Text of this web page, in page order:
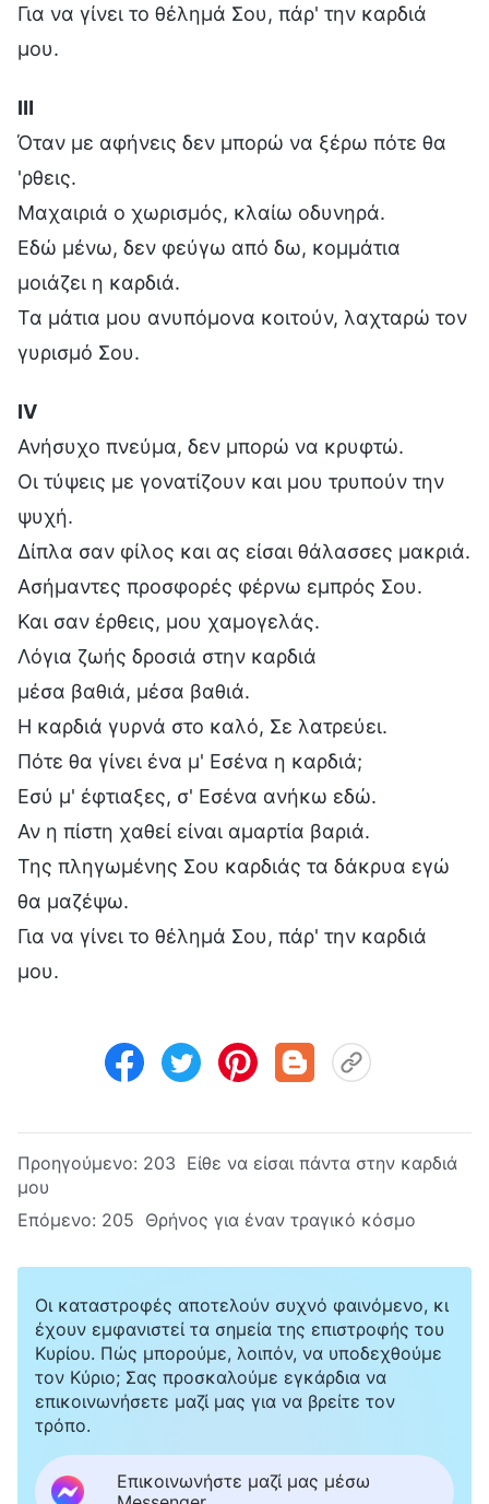
Για να γίνει το θέλημά Σου, πάρ' την καρδιά
μου.
Ⅲ
Όταν με αφήνεις δεν μπορώ να ξέρω πότε θα
'ρθεις.
Μαχαιριά ο χωρισμός, κλαίω οδυνηρά.
Εδώ μένω, δεν φεύγω από δω, κομμάτια
μοιάζει η καρδιά.
Τα μάτια μου ανυπόμονα κοιτούν, λαχταρώ τον
γυρισμό Σου.
Ⅳ
Ανήσυχο πνεύμα, δεν μπορώ να κρυφτώ.
Οι τύψεις με γονατίζουν και μου τρυπούν την
ψυχή.
Δίπλα σαν φίλος και ας είσαι θάλασσες μακριά.
Ασήμαντες προσφορές φέρνω εμπρός Σου.
Και σαν έρθεις, μου χαμογελάς.
Λόγια ζωής δροσιά στην καρδιά
μέσα βαθιά, μέσα βαθιά.
Η καρδιά γυρνά στο καλό, Σε λατρεύει.
Πότε θα γίνει ένα μ' Εσένα η καρδιά;
Εσύ μ' έφτιαξες, σ' Εσένα ανήκω εδώ.
Αν η πίστη χαθεί είναι αμαρτία βαριά.
Της πληγωμένης Σου καρδιάς τα δάκρυα εγώ
θα μαζέψω.
Για να γίνει το θέλημά Σου, πάρ' την καρδιά
μου.
Προηγούμενο: 203 Είθε να είσαι πάντα στην καρδιά
μου
Επόμενο: 205 Θρήνος για έναν τραγικό κόσμο
Οι καταστροφές αποτελούν συχνό φαινόμενο, κι
έχουν εμφανιστεί τα σημεία της επιστροφής του
Κυρίου. Πώς μπορούμε, λοιπόν, να υποδεχθούμε
τον Κύριο; Σας προσκαλούμε εγκάρδια να
επικοινωνήσετε μαζί μας για να βρείτε τον
τρόπο.
Επικοινωνήστε μαζί μας μέσω